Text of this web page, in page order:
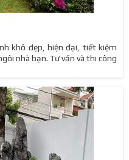
khô đẹp, hiện đại, tiết kiệm
nhà bạn. Tư vấn và thi công